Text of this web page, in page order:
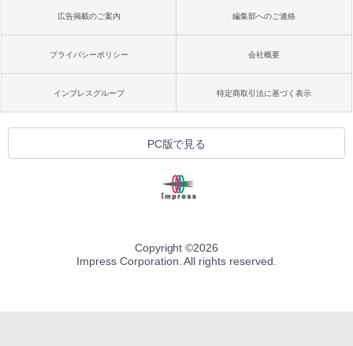
広告掲載のご案内 編集部へのご連絡
プライバシーポリシー 会社概要
インプレスグループ 特定商取引法に基づく表示
PC版で見る
Copyright ©2026
Impress Corporation. All rights reserved.